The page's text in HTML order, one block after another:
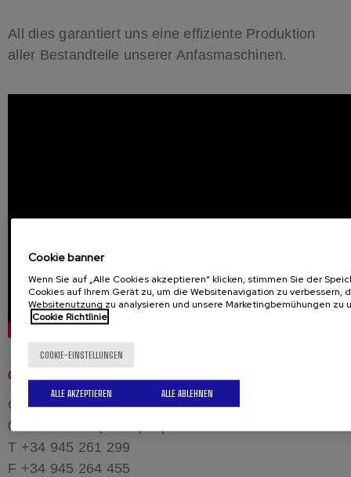
All dies garantiert uns eine effiziente Produktion
aller Bestandteile unserer Anfasmaschinen.
CEVISA
Concejo, 8. Pol. Ind. Betoño
01013 Vitoria (Álava). Spanien
T +34 945 261 299
F +34 945 264 455
Cookie banner
Wenn Sie auf „Alle Cookies akzeptieren“ klicken, stimmen Sie der
Cookies auf Ihrem Gerät zu, um die Websitenavigation zu verbessern,
Websitenutzung zu analysieren und unsere Marketingbemühungen zu
Cookie Richtlinie
COOKIE-EINSTELLUNGEN
ALLE ABLEHNEN
ALLE AKZEPTIEREN